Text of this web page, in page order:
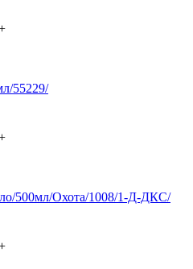
55229/
500мл/Охота/1008/1-Д-ДКС/